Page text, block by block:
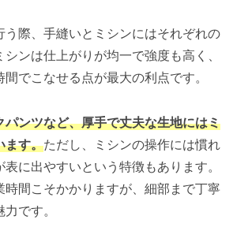
う際、手縫いとミシンにはそれぞれの
ンは仕上がりが均一で強度も高く、
でこなせる点が最大の利点です。
パンツなど、厚手で丈夫な生地にはミ
ます。ただし、ミシンの操作には慣れ
に出やすいという特徴もあります。
時間こそかかりますが、細部まで丁寧
です。